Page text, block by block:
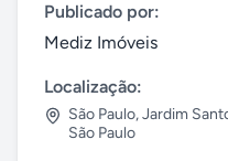
Publicado por:
Mediz Imóveis
Localização:
São Paulo,Jardim
São Paulo